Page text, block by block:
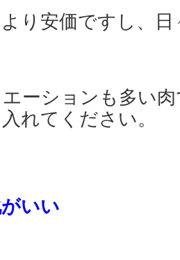
り安価ですし、
ーションも多い
れてください。
いい